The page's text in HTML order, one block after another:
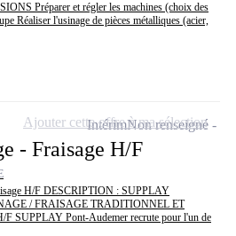
Préparer et régler les machines (choix des
Réaliser l'usinage de pièces métalliques (acier,
- Fraisage H/F
H/F DESCRIPTION : SUPPLAY
/ FRAISAGE TRADITIONNEL ET
SUPPLAY Pont-Audemer recrute pour l'un de
IntérimNon renseigné
Ajouter cette offre à ma sélection